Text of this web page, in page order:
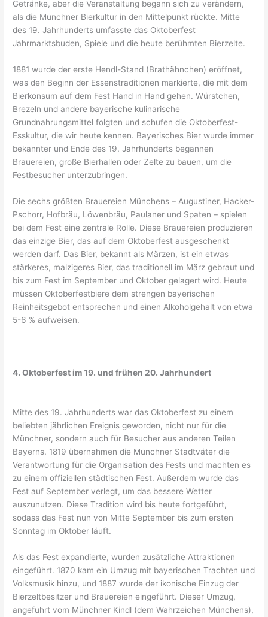
Getränke, aber die Veranstaltung begann sich zu verändern,
als die Münchner Bierkultur in den Mittelpunkt rückte. Mitte
des 19. Jahrhunderts umfasste das Oktoberfest
Jahrmarktsbuden, Spiele und die heute berühmten Bierzelte.
1881 wurde der erste Hendl-Stand (Brathähnchen) eröffnet,
was den Beginn der Essenstraditionen markierte, die mit dem
Bierkonsum auf dem Fest Hand in Hand gehen. Würstchen,
Brezeln und andere bayerische kulinarische
Grundnahrungsmittel folgten und schufen die Oktoberfest-
Esskultur, die wir heute kennen. Bayerisches Bier wurde immer
bekannter und Ende des 19. Jahrhunderts begannen
Brauereien, große Bierhallen oder Zelte zu bauen, um die
Festbesucher unterzubringen.
Die sechs größten Brauereien Münchens – Augustiner, Hacker-
Pschorr, Hofbräu, Löwenbräu, Paulaner und Spaten – spielen
bei dem Fest eine zentrale Rolle. Diese Brauereien produzieren
das einzige Bier, das auf dem Oktoberfest ausgeschenkt
werden darf. Das Bier, bekannt als Märzen, ist ein etwas
stärkeres, malzigeres Bier, das traditionell im März gebraut und
bis zum Fest im September und Oktober gelagert wird. Heute
müssen Oktoberfestbiere dem strengen bayerischen
Reinheitsgebot entsprechen und einen Alkoholgehalt von etwa
5-6 % aufweisen.
4. Oktoberfest im 19. und frühen 20. Jahrhundert
Mitte des 19. Jahrhunderts war das Oktoberfest zu einem
beliebten jährlichen Ereignis geworden, nicht nur für die
Münchner, sondern auch für Besucher aus anderen Teilen
Bayerns. 1819 übernahmen die Münchner Stadtväter die
Verantwortung für die Organisation des Fests und machten es
zu einem offiziellen städtischen Fest. Außerdem wurde das
Fest auf September verlegt, um das bessere Wetter
auszunutzen. Diese Tradition wird bis heute fortgeführt,
sodass das Fest nun von Mitte September bis zum ersten
Sonntag im Oktober läuft.
Als das Fest expandierte, wurden zusätzliche Attraktionen
eingeführt. 1870 kam ein Umzug mit bayerischen Trachten und
Volksmusik hinzu, und 1887 wurde der ikonische Einzug der
Bierzeltbesitzer und Brauereien eingeführt. Dieser Umzug,
angeführt vom Münchner Kindl (dem Wahrzeichen Münchens),